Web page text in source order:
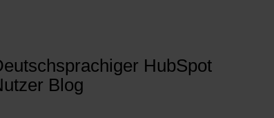
HubSpot
Blog